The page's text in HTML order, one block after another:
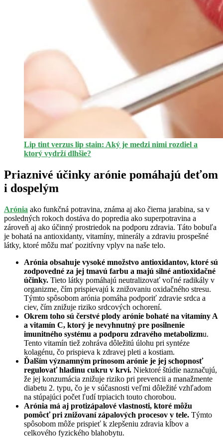
Lip tint verzus lip stain: Aký je medzi nimi rozdiel a
ktorý vydrží dlhšie?
Priaznivé účinky arónie pomáhajú deťom
i dospelým
Arónia ako funkčná potravina, známa aj ako čierna jarabina, sa v
posledných rokoch dostáva do popredia ako superpotravina a
zároveň aj ako účinný prostriedok na podporu zdravia. Táto bobuľa
je bohatá na antioxidanty, vitamíny, minerály a zdraviu prospešné
látky, ktoré môžu mať pozitívny vplyv na naše telo.
Arónia obsahuje vysoké množstvo antioxidantov, ktoré sú
zodpovedné za jej tmavú farbu a majú silné antioxidačné
účinky. Tieto látky pomáhajú neutralizovať voľné radikály v
organizme, čím prispievajú k znižovaniu oxidačného stresu.
Týmto spôsobom arónia pomáha podporiť zdravie srdca a
ciev, čím znižuje riziko srdcových ochorení.
Okrem toho sú čerstvé plody arónie bohaté na vitamíny A
a vitamín C, ktorý je nevyhnutný pre posilnenie
imunitného systému a podporu zdravého metabolizmu.
Tento vitamín tiež zohráva dôležitú úlohu pri syntéze
kolagénu, čo prispieva k zdravej pleti a kostiam.
Ďalším významným prínosom arónie je jej schopnosť
regulovať hladinu cukru v krvi. Niektoré štúdie naznačujú,
že jej konzumácia znižuje riziko pri prevencii a manažmente
diabetu 2. typu, čo je v súčasnosti veľmi dôležité vzhľadom
na stúpajúci počet ľudí trpiacich touto chorobou.
Arónia má aj protizápalové vlastnosti, ktoré môžu
pomôcť pri znižovaní zápalových procesov v tele. Týmto
spôsobom môže prispieť k zlepšeniu zdravia kĺbov a
celkového fyzického blahobytu.